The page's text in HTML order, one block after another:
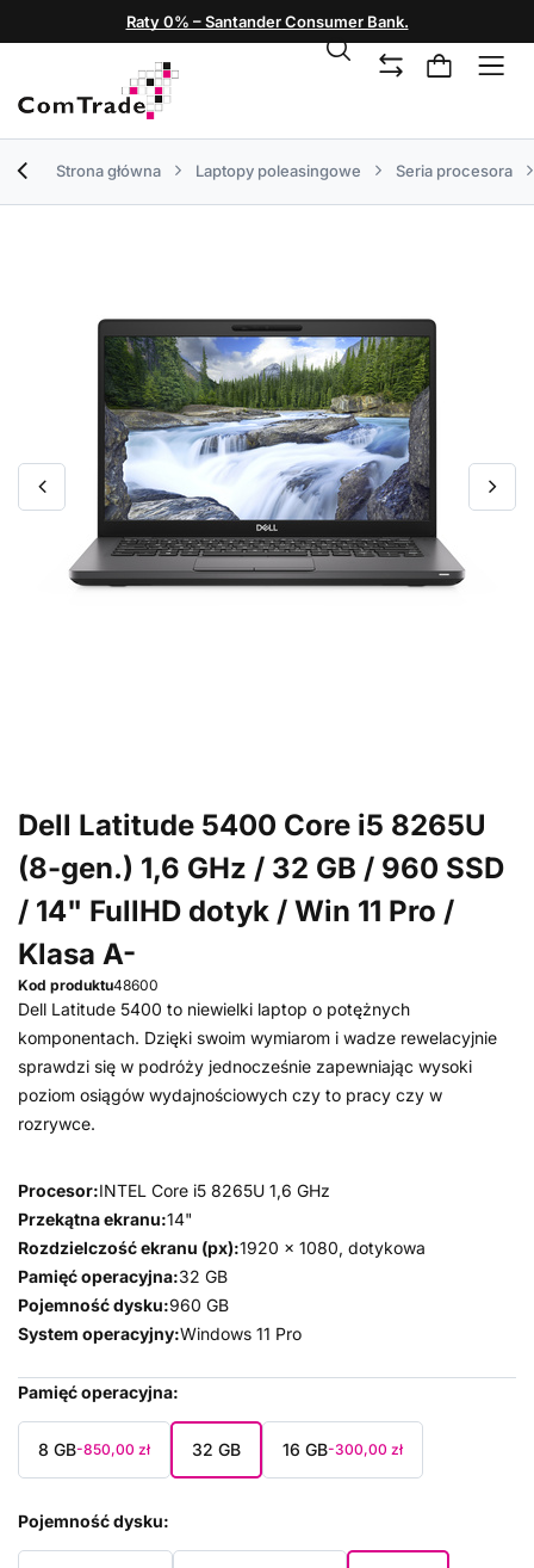
Raty 0% – Santander Consumer Bank.
Strona główna Laptopy poleasingowe Seria procesora
Dell Latitude 5400 Core i5 8265U
(8-gen.) 1,6 GHz / 32 GB / 960 SSD
/ 14" FullHD dotyk / Win 11 Pro /
Klasa A-
Kod produktu48600
Dell Latitude 5400 to niewielki laptop o potężnych
komponentach. Dzięki swoim wymiarom i wadze rewelacyjnie
sprawdzi się w podróży jednocześnie zapewniając wysoki
poziom osiągów wydajnościowych czy to pracy czy w
rozrywce.
Procesor:INTEL Core i5 8265U 1,6 GHz
Przekątna ekranu:14"
Rozdzielczość ekranu (px):1920 x 1080, dotykowa
Pamięć operacyjna:32 GB
Pojemność dysku:960 GB
System operacyjny:Windows 11 Pro
Pamięć operacyjna
8 GB-850,00 zł 32 GB 16 GB-300,00 zł
Pojemność dysku